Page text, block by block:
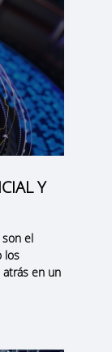
Y
el
los
en un